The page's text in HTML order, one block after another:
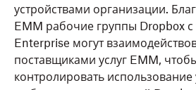
устройствами организации.
EMM рабочие группы Dropbox
Enterprise могут
поставщиками услуг EMM,
контролировать использование